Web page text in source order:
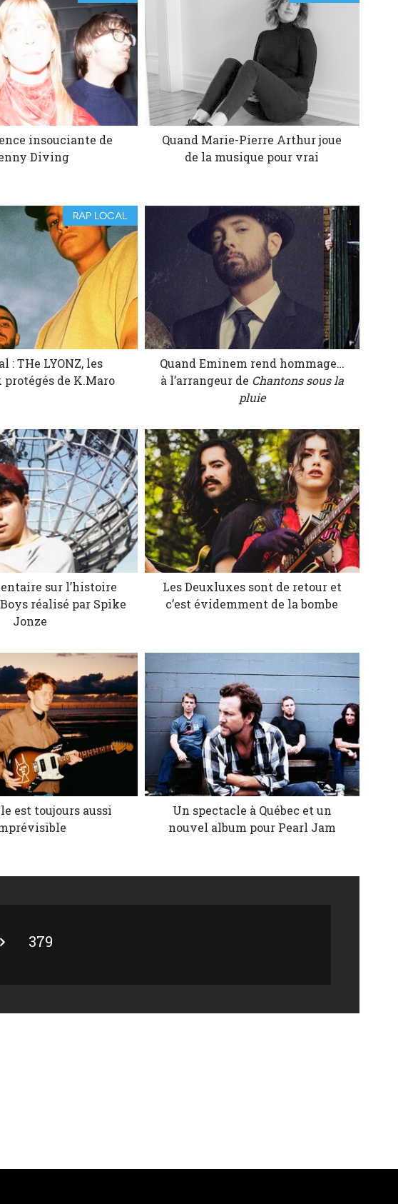
insouciante de
Diving
Quand Marie-Pierre Arthur joue
de la musique pour vrai
RAP LOCAL
: THe LYONZ, les
protégés de K.Maro
Quand Eminem rend hommage…
à l’arrangeur de Chantons sous la
pluie
sur l’histoire
réalisé par Spike
Jonze
Les Deuxluxes sont de retour et
c’est évidemment de la bombe
est toujours aussi
Un spectacle à Québec et un
nouvel album pour Pearl Jam
379